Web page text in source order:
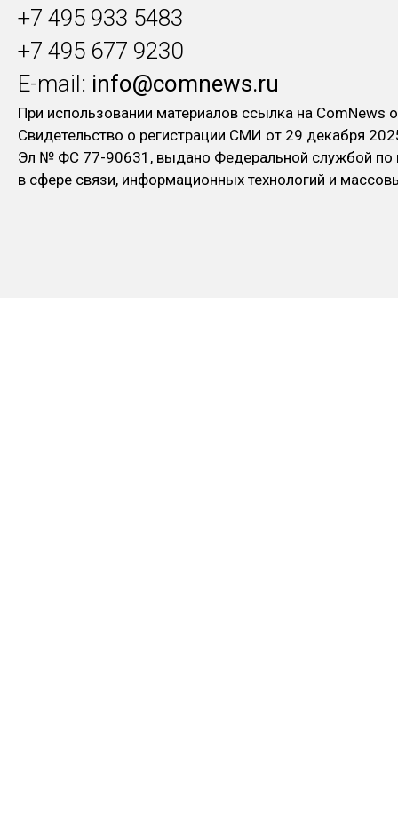
+7 495 933 5483
+7 495 677 9230
E-mail: info@comnews.ru
При использовании материалов ссылка на ComNews
Свидетельство о регистрации СМИ от 29 декабря
Эл № ФC 77-90631, выдано Федеральной службой по
в сфере связи, информационных технологий и